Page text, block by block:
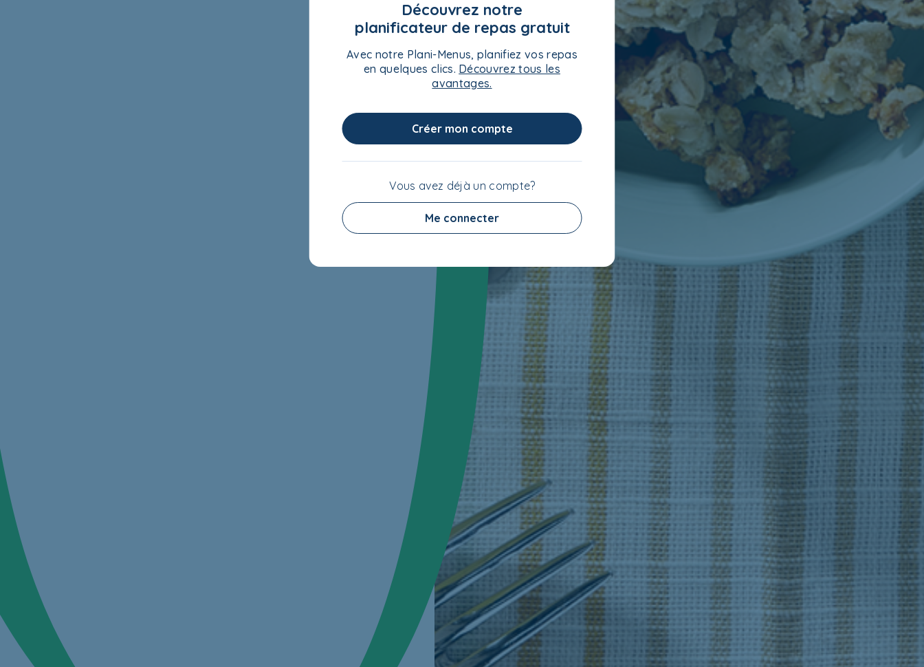
Découvrez notre
planificateur de repas gratuit
Avec notre Plani-Menus, planifiez vos repas
en quelques clics. Découvrez tous les
avantages.
Créer mon compte
Vous avez déjà un compte?
Me connecter